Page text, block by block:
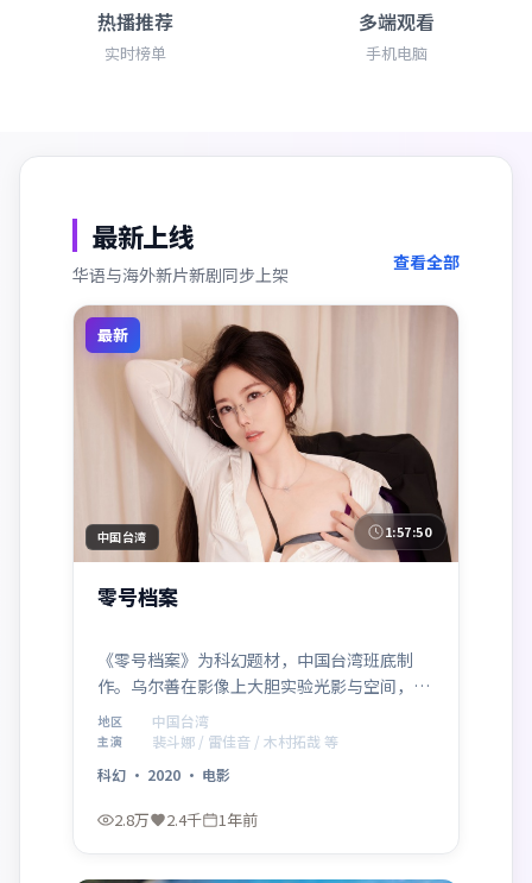
热播推荐
实时榜单
多端观看
手机电脑
最新上线
华语与海外新片新剧同步上架
查看全部
最新
中国台湾 1:57:50
零号档案
《零号档案》为科幻题材，中国台湾班底制
作。乌尔善在影像上大胆实验光影与空间，裴
斗娜、雷佳音、木村拓哉的表演层次细腻。影
片于 2020年11月25日 正式公映，以高密度信
息与情感爆发力获得讨论热度。
地区 中国台湾
主演
裴斗娜 / 雷佳音 / 木村拓哉 等
科幻 · 2020 · 电影
2.8万 2.4千 1年前